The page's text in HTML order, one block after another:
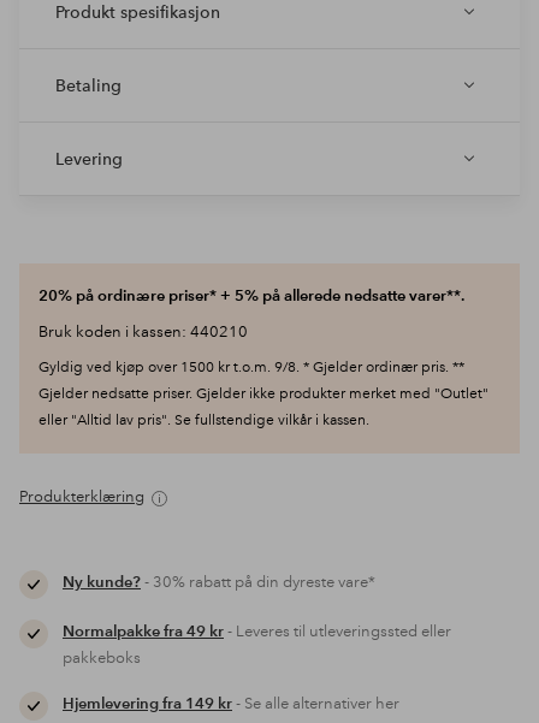
Produkt spesifikasjon
Betaling
Levering
20% på ordinære priser* + 5% på allerede nedsatte varer**.
Bruk koden i kassen: 440210
Gyldig ved kjøp over 1500 kr t.o.m. 9/8. * Gjelder ordinær pris. **
Gjelder nedsatte priser. Gjelder ikke produkter merket med "Outlet"
eller "Alltid lav pris". Se fullstendige vilkår i kassen.
Produkterklæring
Ny kunde?- 30% rabatt på din dyreste vare*
Normalpakke fra 49 kr- Leveres til utleveringssted eller
pakkeboks
Hjemlevering fra 149 kr- Se alle alternativer her